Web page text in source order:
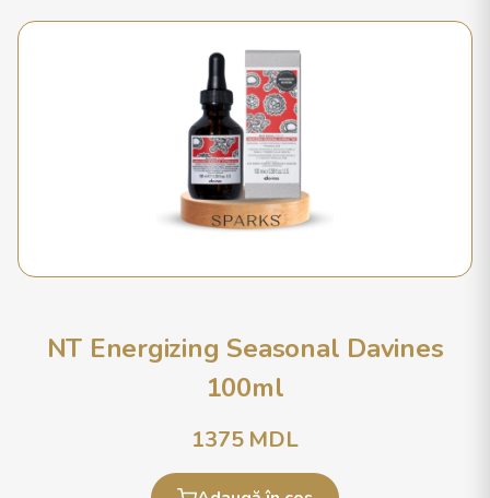
NT Energizing Seasonal Davines
100ml
1375MDL